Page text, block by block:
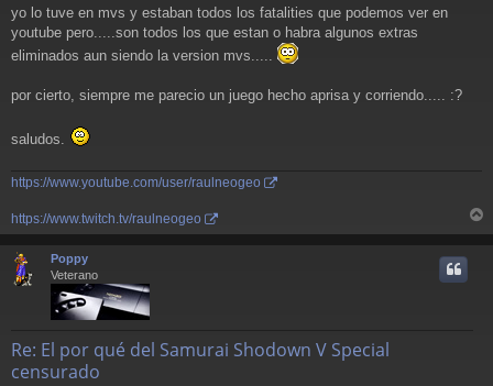
n
s
a
yo lo tuve en mvs y estaban todos los fatalities que podemos ver en
youtube pero.....son todos los que estan o habra algunos extras
eliminados aun siendo la version mvs.....
por cierto, siempre me parecio un juego hecho aprisa y corriendo..... :?
saludos.
https://www.youtube.com/user/raulneogeo
https://www.twitch.tv/raulneogeo
r
Poppy
Veterano
Re: El por qué del Samurai Shodown V Special
censurado